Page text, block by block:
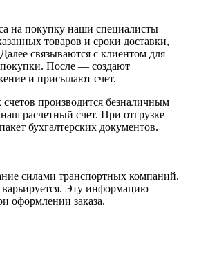
на покупку наши специалисты
товаров и сроки доставки,
связываются с клиентом для
покупки. После — создают
и присылают счет.
производится безналичным
расчетный счет. При отгрузке
бухгалтерских документов.
силами транспортных компаний.
Эту информацию
оформлении заказа.